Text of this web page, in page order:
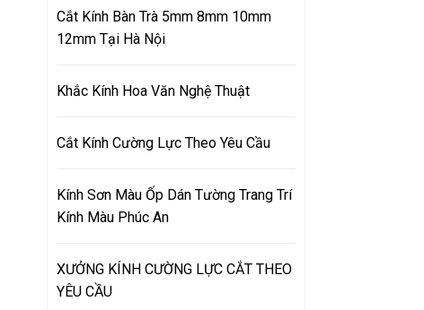
Cắt Kính Bàn Trà 5mm 8mm 10mm
12mm Tại Hà Nội
Khắc Kính Hoa Văn Nghệ Thuật
Cắt Kính Cường Lực Theo Yêu Cầu
Kính Sơn Màu Ốp Dán Tường Trang Trí
Kính Màu Phúc An
XƯỞNG KÍNH CƯỜNG LỰC CẮT THEO
YÊU CẦU